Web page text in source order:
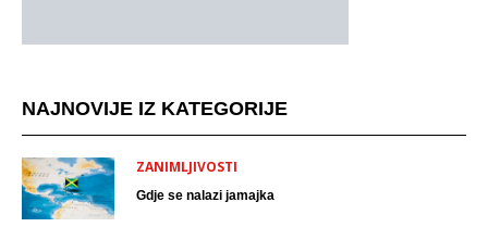
NAJNOVIJE IZ KATEGORIJE
ZANIMLJIVOSTI
Gdje se nalazi jamajka